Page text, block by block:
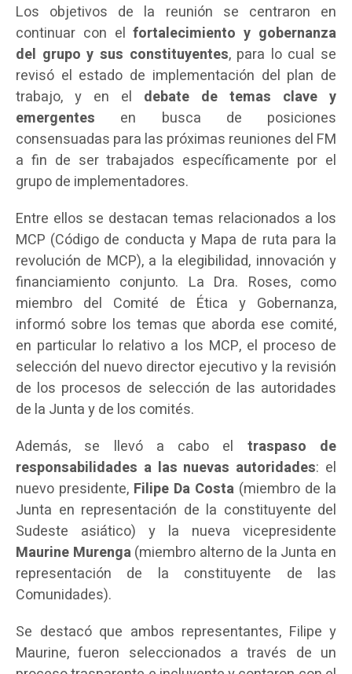
Los objetivos de la reunión se centraron en
continuar con elfortalecimiento y gobernanza
del grupo y sus constituyentes, para lo cual se
revisó el estado de implementación del plan de
trabajo, y en el debate de temas clave y
emergentes en busca de posiciones
consensuadas para las próximas reuniones del FM
a fin de ser trabajados específicamente por el
grupo de implementadores.
Entre ellos se destacan temas relacionados a los
MCP (Código de conducta y Mapa de ruta para la
revolución de MCP), a la elegibilidad, innovación y
financiamiento conjunto. La Dra. Roses, como
miembro del Comité de Ética y Gobernanza,
informó sobre los temas que aborda ese comité,
en particular lo relativo a los MCP, el proceso de
selección del nuevo director ejecutivo y la revisión
de los procesos de selección de las autoridades
de la Junta y de los comités.
Además, se llevó a cabo el traspaso de
responsabilidades a las nuevas autoridades: el
nuevo presidente, Filipe Da Costa (miembro de la
Junta en representación de la constituyente del
Sudeste asiático) y la nueva vicepresidente
Maurine Murenga(miembro alterno de la Junta en
representación de la constituyente de las
Comunidades).
Se destacó que ambos representantes, Filipe y
Maurine, fueron seleccionados a través de un